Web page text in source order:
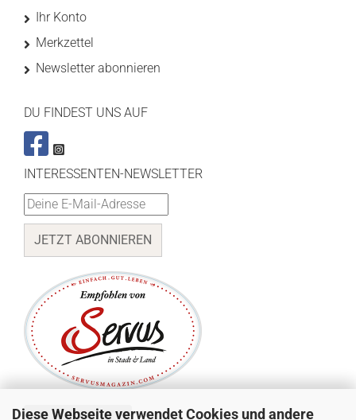
Diese Webseite verwendet Cookies und andere
Ihr Konto
Merkzettel
Newsletter abonnieren
DU FINDEST UNS AUF
INTERESSENTEN-NEWSLETTER
JETZT ABONNIEREN
Vertrag widerrufen